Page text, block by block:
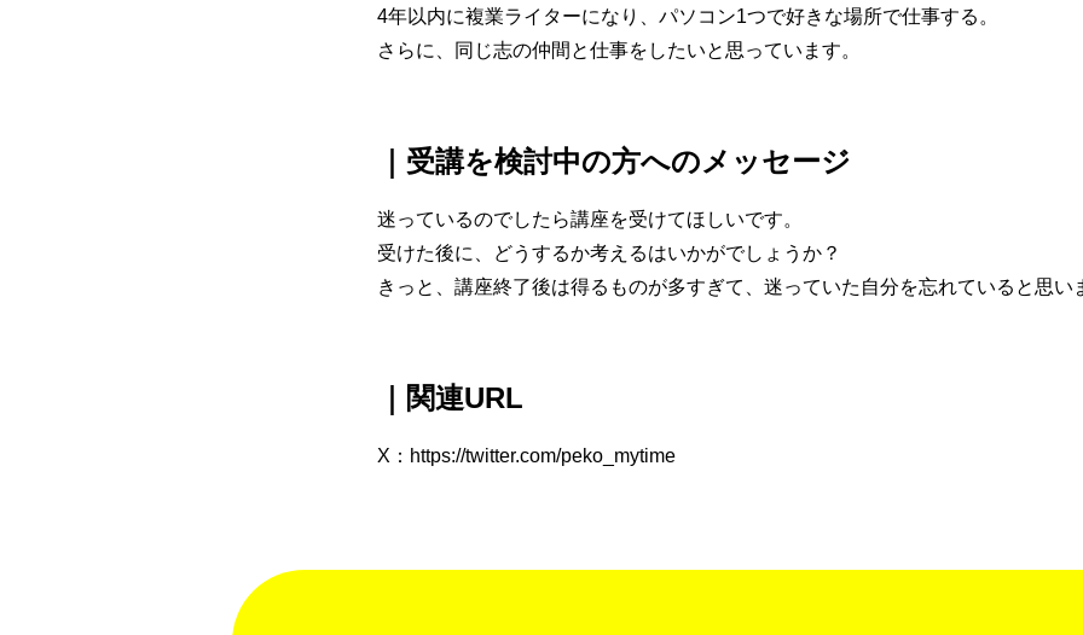
4年以内に複業ライターになり、パソコン1つで好きな場所で仕事する。
さらに、同じ志の仲間と仕事をしたいと思っています。
｜受講を検討中の方へのメッセージ
迷っているのでしたら講座を受けてほしいです。
受けた後に、どうするか考えるはいかがでしょうか？
きっと、講座終了後は得るものが多すぎて、迷っていた自分を忘れていると思い
｜関連URL
X： https://twitter.com/peko_mytime